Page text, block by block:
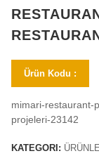
Ürün Kodu :
mimari-restaurant-
projeleri-23142
KATEGORI: